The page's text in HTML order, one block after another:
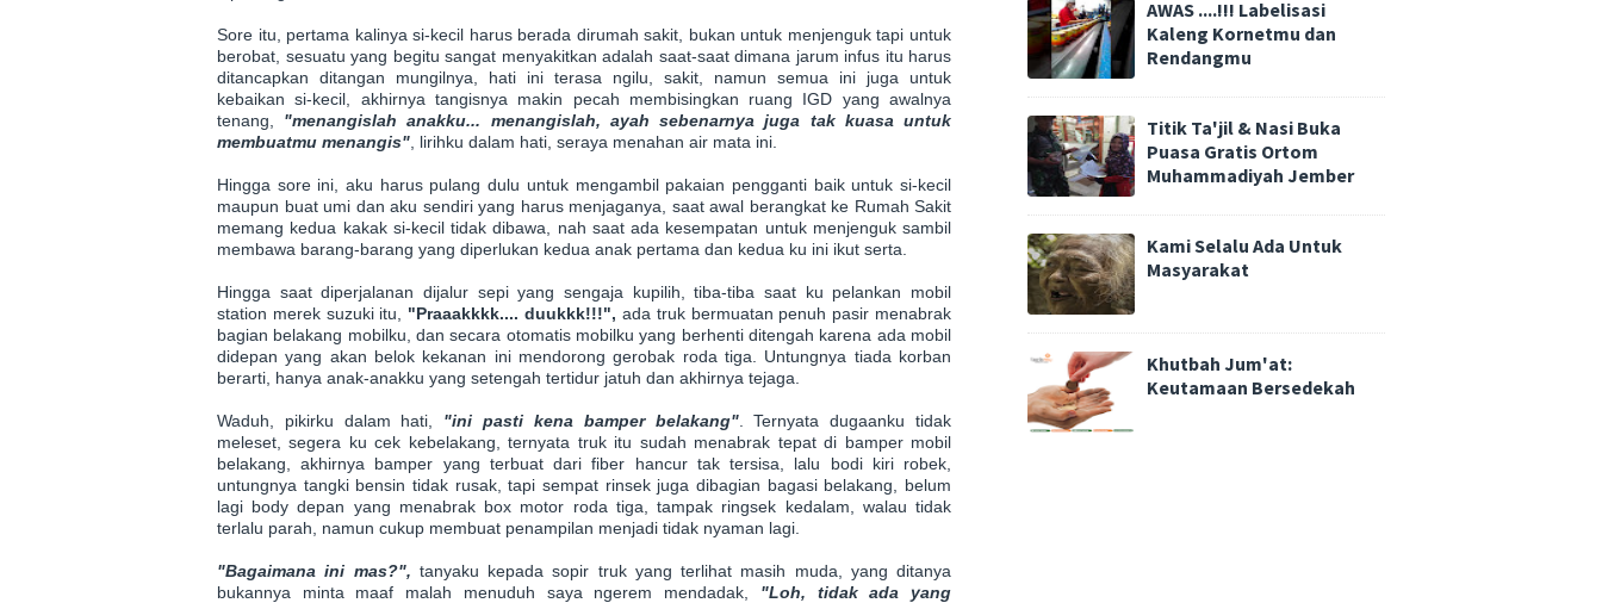
Sore itu, pertama kalinya si-kecil harus berada dirumah sakit, bukan untuk menjenguk tapi untuk
berobat, sesuatu yang begitu sangat menyakitkan adalah saat-saat dimana jarum infus itu harus
ditancapkan ditangan mungilnya, hati ini terasa ngilu, sakit, namun semua ini juga untuk
kebaikan si-kecil, akhirnya tangisnya makin pecah membisingkan ruang IGD yang awalnya
tenang, "menangislah anakku... menangislah, ayah sebenarnya juga tak kuasa untuk
membuatmu menangis" , lirihku dalam hati, seraya menahan air mata ini.
Hingga sore ini, aku harus pulang dulu untuk mengambil pakaian pengganti baik untuk si-kecil
maupun buat umi dan aku sendiri yang harus menjaganya, saat awal berangkat ke Rumah Sakit
memang kedua kakak si-kecil tidak dibawa, nah saat ada kesempatan untuk menjenguk sambil
membawa barang-barang yang diperlukan kedua anak pertama dan kedua ku ini ikut serta.
Hingga saat diperjalanan dijalur sepi yang sengaja kupilih, tiba-tiba saat ku pelankan mobil
station merek suzuki itu, "Praaakkkk.... duukkk!!!", ada truk bermuatan penuh pasir menabrak
bagian belakang mobilku, dan secara otomatis mobilku yang berhenti ditengah karena ada mobil
didepan yang akan belok kekanan ini mendorong gerobak roda tiga. Untungnya tiada korban
berarti, hanya anak-anakku yang setengah tertidur jatuh dan akhirnya tejaga.
Waduh, pikirku dalam hati, "ini pasti kena bamper belakang".Ternyata dugaanku tidak
meleset, segera ku cek kebelakang, ternyata truk itu sudah menabrak tepat di bamper mobil
belakang, akhirnya bamper yang terbuat dari fiber hancur tak tersisa, lalu bodi kiri robek,
untungnya tangki bensin tidak rusak, tapi sempat rinsek juga dibagian bagasi belakang, belum
lagi body depan yang menabrak box motor roda tiga, tampak ringsek kedalam, walau tidak
terlalu parah, namun cukup membuat penampilan menjadi tidak nyaman lagi.
"Bagaimana ini mas?", tanyaku kepada sopir truk yang terlihat masih muda, yang ditanya
bukannya minta maaf malah menuduh saya ngerem mendadak, "Loh, tidak ada yang
AWAS ....!!! Labelisasi
Kaleng Kornetmu dan
Rendangmu
Titik Ta'jil & Nasi Buka
Puasa Gratis Ortom
Muhammadiyah Jember
Kami Selalu Ada Untuk
Masyarakat
Khutbah Jum'at:
Keutamaan Bersedekah